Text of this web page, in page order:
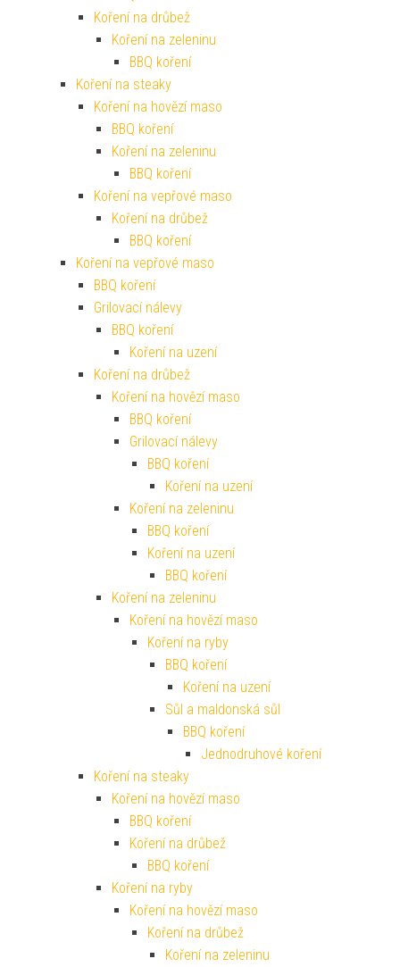
Koření na drůbež
Koření na zeleninu
BBQ koření
Koření na steaky
Koření na hovězí maso
BBQ koření
Koření na zeleninu
BBQ koření
Koření na vepřové maso
Koření na drůbež
BBQ koření
Koření na vepřové maso
BBQ koření
Grilovací nálevy
BBQ koření
Koření na uzení
Koření na drůbež
Koření na hovězí maso
BBQ koření
Grilovací nálevy
BBQ koření
Koření na uzení
Koření na zeleninu
BBQ koření
Koření na uzení
BBQ koření
Koření na zeleninu
Koření na hovězí maso
Koření na ryby
BBQ koření
Koření na uzení
Sůl a maldonská sůl
BBQ koření
Jednodruhové koření
Koření na steaky
Koření na hovězí maso
BBQ koření
Koření na drůbež
BBQ koření
Koření na ryby
Koření na hovězí maso
Koření na drůbež
Koření na zeleninu